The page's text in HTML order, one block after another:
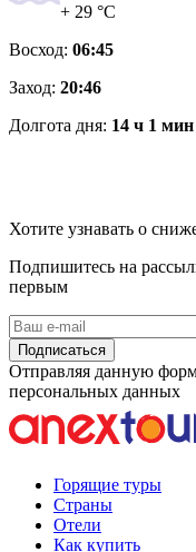
+ 29 °C
Восход: 06:45
Заход: 20:46
Долгота дня: 14 ч 1 мин
Хотите узнавать о
Подпишитесь на
первым
Подписаться
Отправляя данную
персональных данных
Горящие туры
Страны
Отели
Как купить